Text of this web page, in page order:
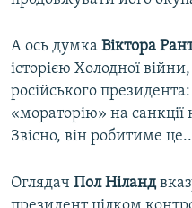
А ось думка Віктора
історією Холодної
російського
«мораторію» на санкції
Звісно, він робитиме
Оглядач Пол Ніланд